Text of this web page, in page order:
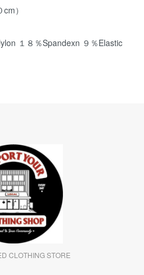
）
１８％Spandexn ９％Elastic
CLOTHING STORE